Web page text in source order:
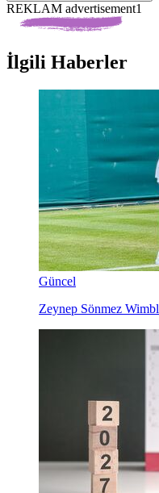
REKLAM advertisement1
İlgili Haberler
Güncel
Zeynep Sönmez